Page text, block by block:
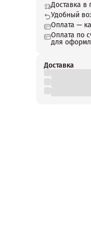
Доставка в
Удобный
Оплата —
Оплата по
для
Доставка